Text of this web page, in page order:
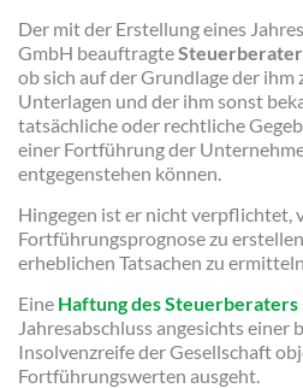
Der mit der Erstellung eines
GmbH beauftragte
ob sich auf der Grundlage der
Unterlagen und der ihm sonst
tatsächliche oder rechtliche
einer Fortführung der
entgegenstehen können.
Hingegen ist er nicht verpflichtet,
Fortführungsprognose zu
erheblichen Tatsachen zu
Eine Haftung des Steuerberaters
Jahresabschluss angesichts einer
Insolvenzreife der Gesellschaft
Fortführungswerten ausgeht.